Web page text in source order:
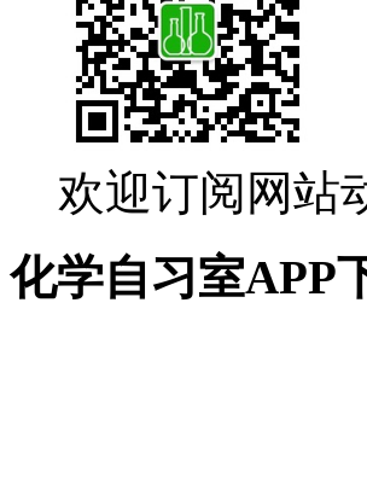
欢迎订阅网站
化学自习室APP